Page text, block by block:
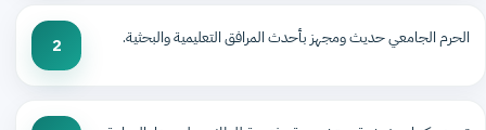
الحرم الجامعي حديث ومجهز بأحدث المرافق التعليمية والبحثية. 2